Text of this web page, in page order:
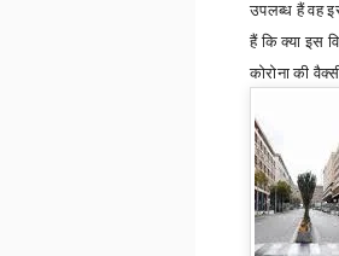
उपलब्ध हैं वह
हैं कि क्या इस
कोरोना की